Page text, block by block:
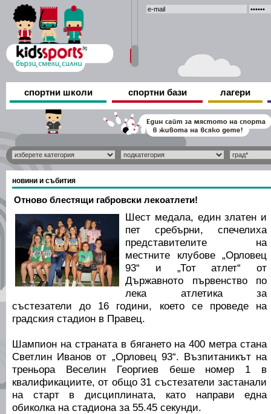
спортни школи спортни бази лагери
новини и събития
Отново блестящи габровски лекоатлети!
Шест медала, един златен и
пет сребърни, спечелиха
представителите на
местните клубове „Орловец
93“ и „Тот атлет“ от
Държавното първенство по
лека атлетика за
състезатели до 16 години, което се проведе на
градския стадион в Правец.
Шампион на страната в бягането на 400 метра стана
Светлин Иванов от „Орловец 93“. Възпитаникът на
треньора Веселин Георгиев беше номер 1 в
квалификациите, от общо 31 състезатели застанали
на старт в дисциплината, като направи една
обиколка на стадиона за 55.45 секунди.